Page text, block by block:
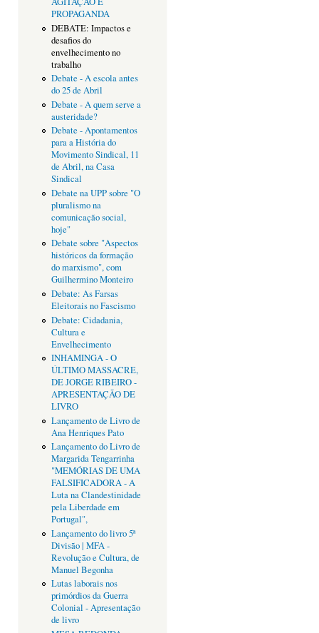
PROPAGANDA
DEBATE: Impactos e
desafios do
envelhecimento no
trabalho
Debate - A escola antes
do 25 de Abril
Debate - A quem serve a
austeridade?
Debate - Apontamentos
para a História do
Movimento Sindical, 11
de Abril, na Casa
Sindical
Debate na UPP sobre "O
pluralismo na
comunicação social,
hoje"
Debate sobre "Aspectos
históricos da formação
do marxismo", com
Guilhermino Monteiro
Debate: As Farsas
Eleitorais no Fascismo
Debate: Cidadania,
Cultura e
Envelhecimento
INHAMINGA - O
ÚLTIMO MASSACRE,
DE JORGE RIBEIRO -
APRESENTAÇÃO DE
LIVRO
Lançamento de Livro de
Ana Henriques Pato
Lançamento do Livro de
Margarida Tengarrinha
"MEMÓRIAS DE UMA
FALSIFICADORA - A
Luta na Clandestinidade
pela Liberdade em
Portugal",
Lançamento do livro 5ª
Divisão | MFA -
Revolução e Cultura, de
Manuel Begonha
Lutas laborais nos
primórdios da Guerra
Colonial - Apresentação
de livro